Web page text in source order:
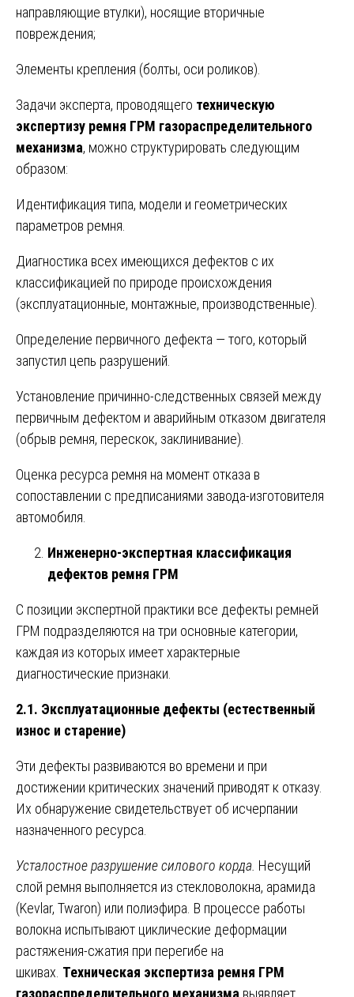
направляющие втулки), носящие вторичные
повреждения;
Элементы крепления (болты, оси роликов).
Задачи эксперта, проводящего техническую
экспертизу ремня ГРМ газораспределительного
механизма, можно структурировать следующим
образом:
Идентификация типа, модели и геометрических
параметров ремня.
Диагностика всех имеющихся дефектов с их
классификацией по природе происхождения
(эксплуатационные, монтажные, производственные).
Определение первичного дефекта — того, который
запустил цепь разрушений.
Установление причинно-следственных связей между
первичным дефектом и аварийным отказом двигателя
(обрыв ремня, перескок, заклинивание).
Оценка ресурса ремня на момент отказа в
сопоставлении с предписаниями завода-изготовителя
автомобиля.
Инженерно-экспертная классификация
дефектов ремня ГРМ
С позиции экспертной практики все дефекты ремней
ГРМ подразделяются на три основные категории,
каждая из которых имеет характерные
диагностические признаки.
2.1. Эксплуатационные дефекты (естественный
износ и старение)
Эти дефекты развиваются во времени и при
достижении критических значений приводят к отказу.
Их обнаружение свидетельствует об исчерпании
назначенного ресурса.
Усталостное разрушение силового корда. Несущий
слой ремня выполняется из стекловолокна, арамида
(Kevlar, Twaron) или полиэфира. В процессе работы
волокна испытывают циклические деформации
растяжения-сжатия при перегибе на
шкивах. Техническая экспертиза ремня ГРМ
газораспределительного механизма выявляет